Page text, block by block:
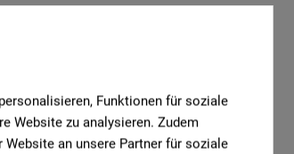
Funktionen für soziale
Website zu analysieren. Zudem
an unsere Partner für soziale